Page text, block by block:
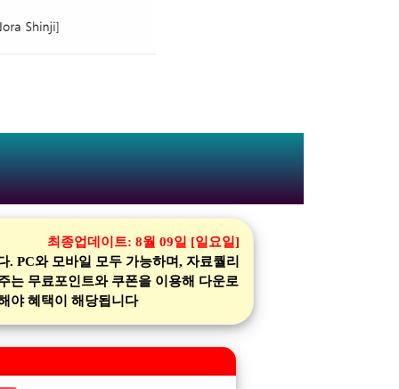
최종업데이트: 8월 09일 [일요일]
PC와 모바일 모두 가능하며, 자료퀄리
는 무료포인트와 쿠폰을 이용해 다운로
야 혜택이 해당됩니다